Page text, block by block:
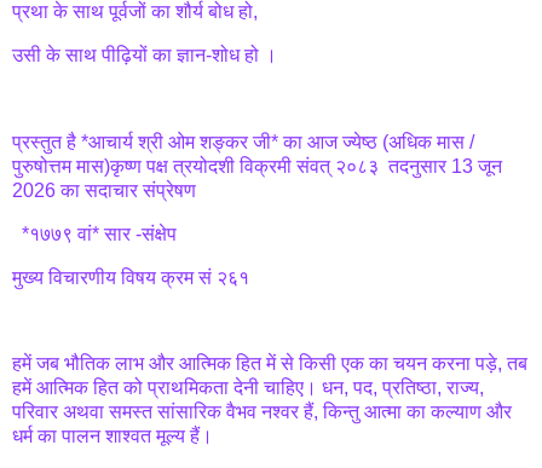
प्रथा के साथ पूर्वजों का शौर्य बोध हो,
उसी के साथ पीढ़ियों का ज्ञान-शोध हो ।
प्रस्तुत है *आचार्य श्री ओम शङ्कर जी* का आज ज्येष्ठ (अधिक मास /
पुरुषोत्तम मास)कृष्ण पक्ष त्रयोदशी विक्रमी संवत् २०८३ तदनुसार 13 जून
2026 का सदाचार संप्रेषण
*१७७९ वां* सार -संक्षेप
मुख्य विचारणीय विषय क्रम सं २६१
हमें जब भौतिक लाभ और आत्मिक हित में से किसी एक का चयन करना पड़े, तब
हमें आत्मिक हित को प्राथमिकता देनी चाहिए। धन, पद, प्रतिष्ठा, राज्य,
परिवार अथवा समस्त सांसारिक वैभव नश्वर हैं, किन्तु आत्मा का कल्याण और
धर्म का पालन शाश्वत मूल्य हैं।